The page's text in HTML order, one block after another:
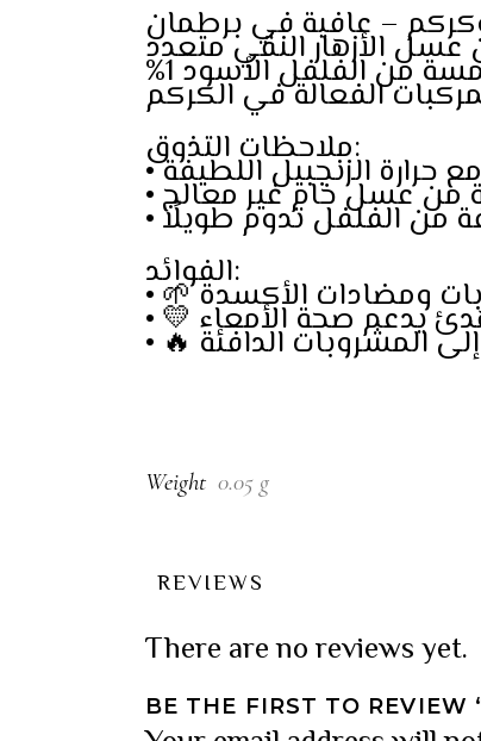
– عافية في برطمان
مكونات الطبيعة، هذا المزيج المصنوع يدويًا يجمع 81% من عسل الأزهار النقي متعدد
الأزهار من مزارع توبالوف ميد هاني الشهيرة، مع 6% زنجبيل، و12% كركم، ولمسة من الفلفل الأسود 1%
ملاحظات التذوق:
حرارة الزنجبيل اللطيفة
من عسل خام غير معالج
من الفلفل تدوم طويلًا
الفوائد:
ومضادات الأكسدة
يدعم صحة الأمعاء
المشروبات الدافئة
Weight 0.05 g
REVIEWS
There are no reviews yet.
BE THE FIRST TO REVIEW